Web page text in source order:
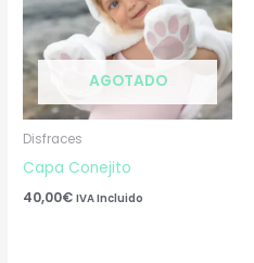
AGOTADO
Disfraces
Capa Conejito
40,00€ IVA Incluido